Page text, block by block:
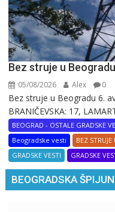
Bez struje u
05/08/2026 Alex 0
Bez struje u Beogradu 6.
BRANIČEVSKA: 17,
BEOGRAD - OSTALE GRADSKE
Beogradske vesti
BEZ
GRADSKE VESTI
GRADSKE
BEOGRADSKA